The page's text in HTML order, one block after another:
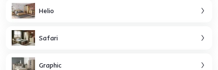
Helio
Safari
Graphic